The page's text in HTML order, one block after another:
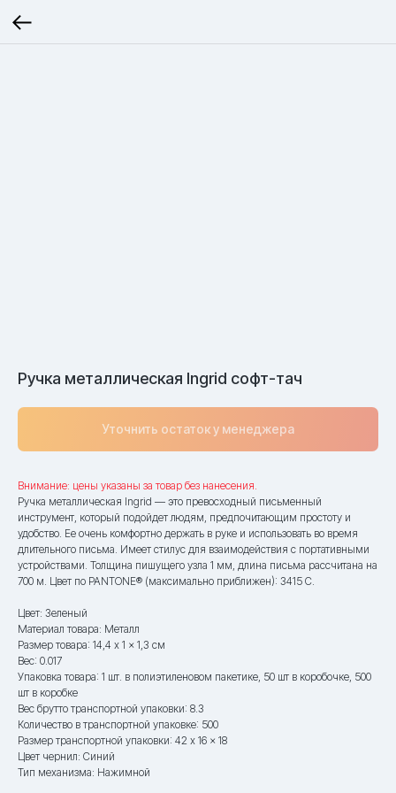
Ручка металлическая Ingrid софт-тач
Уточнить остаток у менеджера
Внимание: цены указаны за товар без нанесения.
Ручка металлическая Ingrid — это превосходный письменный
инструмент, который подойдет людям, предпочитающим простоту и
удобство. Ее очень комфортно держать в руке и использовать во время
длительного письма. Имеет стилус для взаимодействия с портативными
устройствами. Толщина пишущего узла 1 мм, длина письма рассчитана на
700 м. Цвет по PANTONE® (максимально приближен): 3415 C.
Цвет: Зеленый
Материал товара: Металл
Размер товара: 14,4 x 1 x 1,3 см
Вес: 0.017
Упаковка товара: 1 шт. в полиэтиленовом пакетике, 50 шт в коробочке, 500
шт в коробке
Вес брутто транспортной упаковки: 8.3
Количество в транспортной упаковке: 500
Размер транспортной упаковки: 42 x 16 x 18
Цвет чернил: Синий
Тип механизма: Нажимной